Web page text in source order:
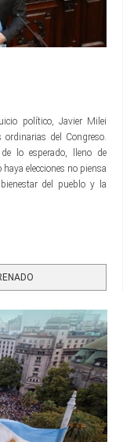
político, Javier Milei
del Congreso.
lo esperado, lleno de
elecciones no piensa
del pueblo y la